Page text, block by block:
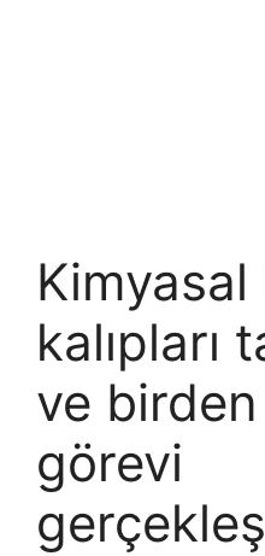
kalıpları
ve
görevi